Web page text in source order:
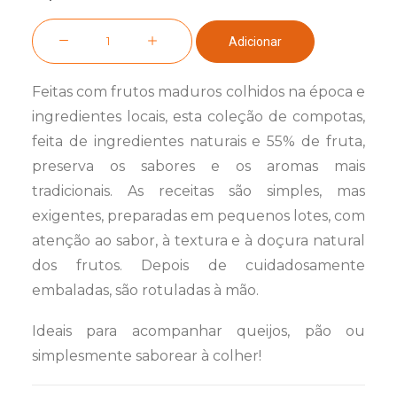
Quantidade
de
Trilogia
Doces
Artesanais
Adicionar
Feitas com frutos maduros colhidos na época e
ingredientes locais, esta coleção de compotas,
feita de ingredientes naturais e 55% de fruta,
preserva os sabores e os aromas mais
tradicionais. As receitas são simples, mas
exigentes, preparadas em pequenos lotes, com
atenção ao sabor, à textura e à doçura natural
dos frutos. Depois de cuidadosamente
embaladas, são rotuladas à mão.
Ideais para acompanhar queijos, pão ou
simplesmente saborear à colher!